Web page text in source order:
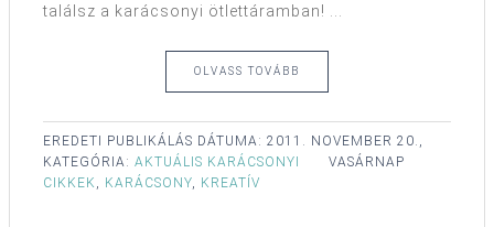
találsz a karácsonyi ötlettáramban! ...
OLVASS TOVÁBB
EREDETI PUBLIKÁLÁS DÁTUMA: 2011. NOVEMBER 20.,
VASÁRNAP
KATEGÓRIA: AKTUÁLIS KARÁCSONYI
CIKKEK , KARÁCSONY, KREATÍV